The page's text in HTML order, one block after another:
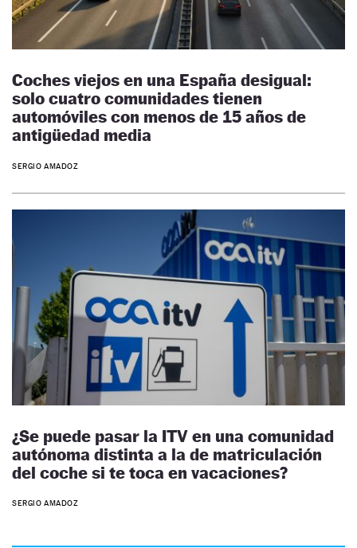
Coches viejos en una España desigual:
solo cuatro comunidades tienen
automóviles con menos de 15 años de
antigüedad media
SERGIO AMADOZ
¿Se puede pasar la ITV en una comunidad
autónoma distinta a la de matriculación
del coche si te toca en vacaciones?
SERGIO AMADOZ